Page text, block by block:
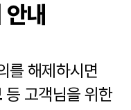
내
를 해제하시면
등 고객님을 위한